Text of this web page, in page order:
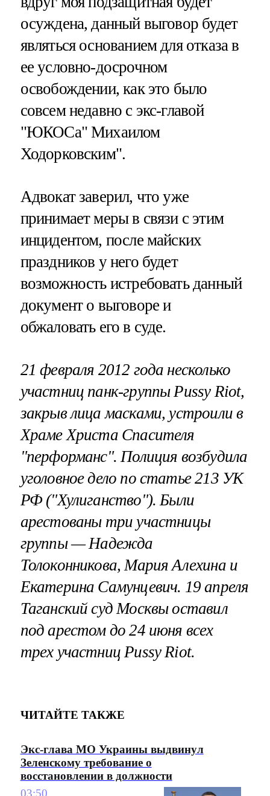
осуждена, данный выговор будет
являться основанием для отказа в
ее условно-досрочном
освобождении, как это было
совсем недавно с экс-главой
"ЮКОСа" Михаилом
Ходорковским".
Адвокат заверил, что уже
принимает меры в связи с этим
инцидентом, после майских
праздников у него будет
возможность истребовать данный
документ о выговоре и
обжаловать его в суде.
21 февраля 2012 года несколько
участниц панк-группы Pussy Riot,
закрыв лица масками, устроили в
Храме Христа Спасителя
"перформанс". Полиция возбудила
уголовное дело по статье 213 УК
РФ ("Хулиганство"). Были
арестованы три участницы
группы — Надежда
Толоконникова, Мария Алехина и
Екатерина Самунцевич. 19 апреля
Таганский суд Москвы оставил
под арестом до 24 июня всех
трех участниц Pussy Riot.
ЧИТАЙТЕ ТАКЖЕ
Экс-глава МО Украины выдвинул
Зеленскому требование о
восстановлении в должности
03:50